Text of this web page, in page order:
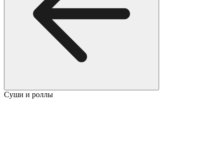
Суши и роллы